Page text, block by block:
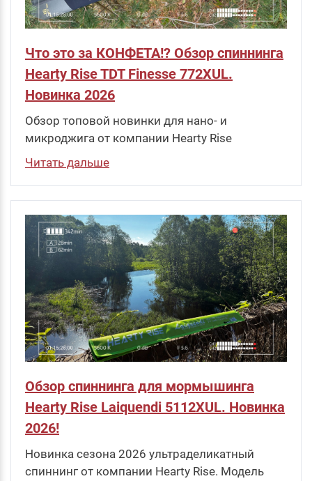
Что это за КОНФЕТА!? Обзор спиннинга
Hearty Rise TDT Finesse 772XUL.
Новинка 2026
Обзор топовой новинки для нано- и
микроджига от компании Hearty Rise
Читать дальше
Обзор спиннинга для мормышинга
Hearty Rise Laiquendi 5112XUL. Новинка
2026!
Новинка сезона 2026 ультраделикатный
спиннинг от компании Hearty Rise. Модель